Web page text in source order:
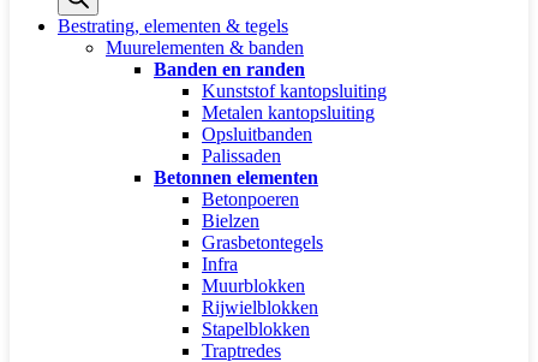
Bestrating, elementen & tegels
Muurelementen & banden
Banden en randen
Kunststof kantopsluiting
Metalen kantopsluiting
Opsluitbanden
Palissaden
Betonnen elementen
Betonpoeren
Bielzen
Grasbetontegels
Infra
Muurblokken
Rijwielblokken
Stapelblokken
Traptredes